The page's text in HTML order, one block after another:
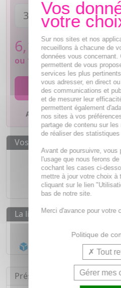
6,15€
ou 1,54€si 4 fois sans frais
AJOUTER
Ajouter à mes favoris
Vos avantages
Des prix
Paiement en ligne
Paiement en4 fois
La livraison
Livraison gratuite dès
Acheminement
Présentation
Sur nos sites et nos
recueillons à chacune de
données vous concernant.
permettent de vous
services les plus
vous adresser, en direct
des communications et
et de mesurer leur
permettent également
nos sites à vos
partage de contenu sur
de réaliser des statistiques
Avant de poursuivre, vous
l'usage que nous ferons
cochant les cases ci-
mettre à jour votre choix à
cliquant sur le lien
bas de notre site.
Merci d'avance pour votre
Politique de
Tout
Gérer mes